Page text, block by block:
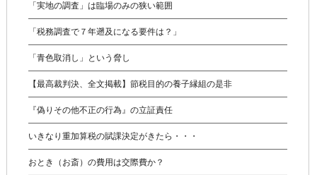
「実地の調査」は臨場のみの狭い範囲
「税務調査で７年遡及になる要件は？」
「青色取消し」という脅し
【最高裁判決、全文掲載】節税目的の養子縁組の是非
『偽りその他不正の行為』の立証責任
いきなり重加算税の賦課決定がきたら・・・
おとき（お斎）の費用は交際費か？